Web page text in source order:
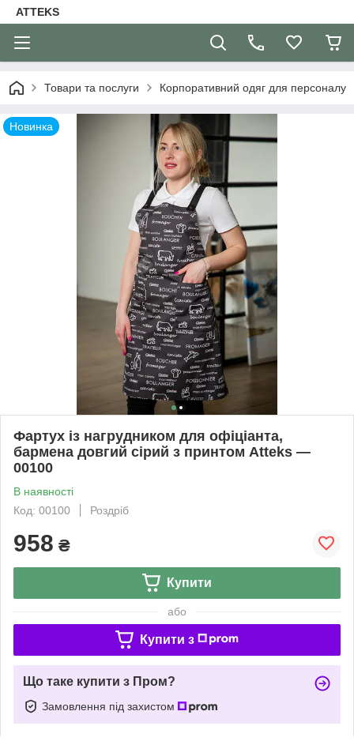
ATTEKS
Товари та послуги Корпоративний одяг для персоналу
Новинка
Фартух із нагрудником для офіціанта,
бармена довгий сірий з принтом Atteks —
00100
В наявності
Код: 00100
Роздріб
958 ₴
Купити
або
Купити з
Що таке купити з Пром?
Замовлення під захистом